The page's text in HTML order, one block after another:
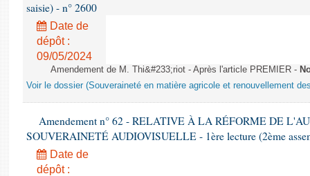
saisie) - n° 2600
Date de
dépôt :
09/05/2024
Amendement de M. Thi&#233;riot - Après l'article PREMIER -
Voir le dossier (Souveraineté en matière agricole et renouvellement
Amendement n° 62 - RELATIVE À LA RÉFORME DE
SOUVERAINETÉ AUDIOVISUELLE - 1ère lecture (2ème
Date de
dépôt :